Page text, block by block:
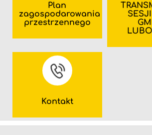
Plan
zagospodarowania
przestrzennego
Kontakt